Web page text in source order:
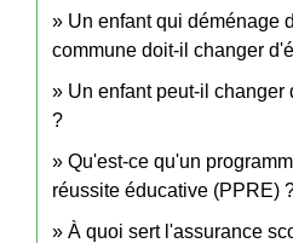
Un enfant qui déménage
commune doit-il changer
Un enfant peut-il
?
Qu'est-ce qu'un
réussite éducative (PPRE)
À quoi sert l'assurance